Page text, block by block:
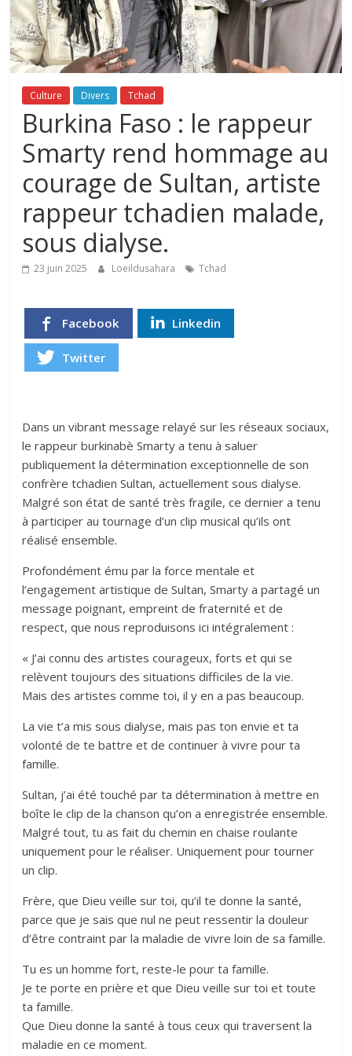
Culture Divers Tchad
Burkina Faso : le rappeur
Smarty rend hommage au
courage de Sultan, artiste
rappeur tchadien malade,
sous dialyse.
23 juin 2025 Loeildusahara Tchad
Facebook Linkedin
Twitter
Dans un vibrant message relayé sur les réseaux sociaux,
le rappeur burkinabè Smarty a tenu à saluer
publiquement la détermination exceptionnelle de son
confrère tchadien Sultan, actuellement sous dialyse.
Malgré son état de santé très fragile, ce dernier a tenu
à participer au tournage d’un clip musical qu’ils ont
réalisé ensemble.
Profondément ému par la force mentale et
l’engagement artistique de Sultan, Smarty a partagé un
message poignant, empreint de fraternité et de
respect, que nous reproduisons ici intégralement :
« J’ai connu des artistes courageux, forts et qui se
relèvent toujours des situations difficiles de la vie.
Mais des artistes comme toi, il y en a pas beaucoup.
La vie t’a mis sous dialyse, mais pas ton envie et ta
volonté de te battre et de continuer à vivre pour ta
famille.
Sultan, j’ai été touché par ta détermination à mettre en
boîte le clip de la chanson qu’on a enregistrée ensemble.
Malgré tout, tu as fait du chemin en chaise roulante
uniquement pour le réaliser. Uniquement pour tourner
un clip.
Frère, que Dieu veille sur toi, qu’il te donne la santé,
parce que je sais que nul ne peut ressentir la douleur
d’être contraint par la maladie de vivre loin de sa famille.
Tu es un homme fort, reste-le pour ta famille.
Je te porte en prière et que Dieu veille sur toi et toute
ta famille.
Que Dieu donne la santé à tous ceux qui traversent la
maladie en ce moment.